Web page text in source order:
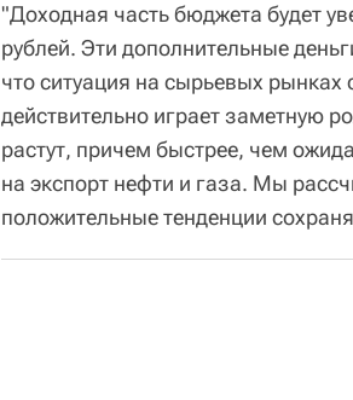
"Доходная часть бюджета будет
рублей. Эти дополнительные
что ситуация на сырьевых рынках
действительно играет заметную
растут, причем быстрее, чем
на экспорт нефти и газа. Мы
положительные тенденции